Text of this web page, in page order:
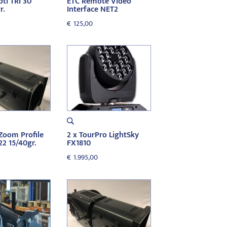
Interface NET2
€ 125,00
2 x TourPro LightSky
FX1810
€ 1.995,00
Profile
15/40gr.